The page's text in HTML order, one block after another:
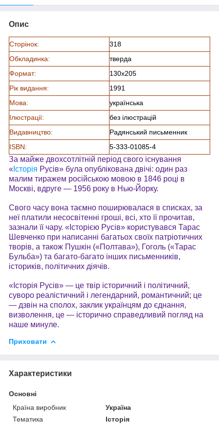
Опис
Сторінок:
318
Обкладинка:
тверда
Формат:
130х205
Рік видання:
1991
Мова:
українська
Ілюстрації:
без ілюстрацій
Видавництво:
Радянський письменник
ISBN:
5-333-01085-4
За майже двохсотлітній період свого існування
« Історія Русів» була опублікована двічі: один раз
малим тиражем російською мовою в 1846 році в
Москві, вдруге — 1956 року в Нью-Йорку.
Свого часу вона таємно поширювалася в списках, за
неї платили несосвітенні гроші, всі, хто її прочитав,
зазнали її чару. «Історією Русів» користувався Тарас
Шевченко при написанні багатьох своїх патріотичних
творів, а також Пушкін («Полтава»), Гоголь («Тарас
Бульба») та багато-багато інших письменників,
істориків, політичних діячів.
«Історія Русів» — це твір історичний і політичний,
суворо реалістичний і легендарний, романтичний; це
— дзвін на сполох, заклик українцям до єднання,
визволення, це — історично справедливий погляд на
наше минуле.
Приховати
Характеристики
Основні
Країна виробник
Україна
Тематика
Історія